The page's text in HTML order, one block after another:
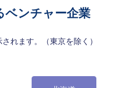
ベンチャー企業
れます。（東京を除く）